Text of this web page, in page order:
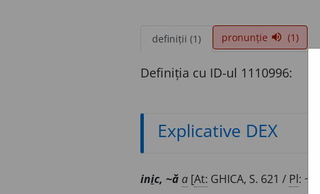
definiții (1) pronunție volume_up (1)
Definiția cu ID-ul 1110996:
Explicative DEX
inic, ~ă a [At: GHICA, S. 621 / Pl: ~